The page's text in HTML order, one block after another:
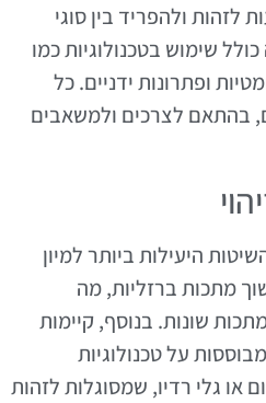
ולהפריד בין סוגי
שימוש בטכנולוגיות כמו
ופתרונות ידניים. כל
בהתאם לצרכים ולמשאבים
היעילות ביותר למיון
מתכות ברזליות, מה
שונות. בנוסף, קיימות
על טכנולוגיות
או גלי רדיו, שמסוגלות לזהות